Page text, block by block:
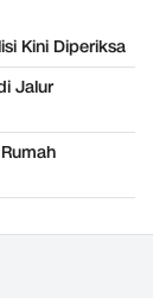
Kini Diperiksa
Jalur